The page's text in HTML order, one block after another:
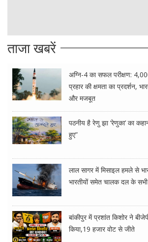
ताजा खबरें
अग्नि-4 का सफल परीक्षण:
प्रहार की क्षमता का प्रदर्शन,
और मजबूत
पठनीय है रेणु झा ‘रेणुका’ का
हुए”
लाल सागर में मिसाइल हमले से
भारतीयों समेत चालक दल के
बांकीपुर में प्रशांत किशोर ने
किया,19 हजार वोट से जीते